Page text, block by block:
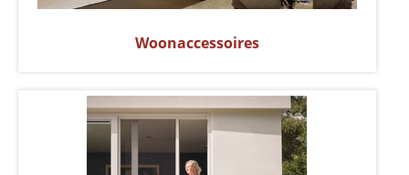
Woonaccessoires